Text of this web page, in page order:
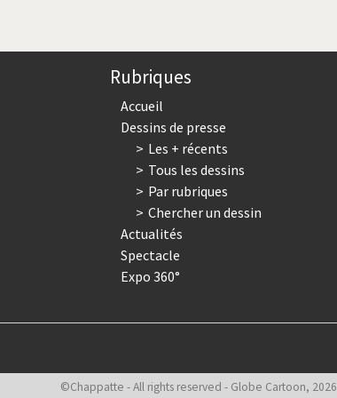
Rubriques
Accueil
Dessins de presse
Les + récents
Tous les dessins
Par rubriques
Chercher un dessin
Actualités
Spectacle
Expo 360°
©Chappatte - All rights reserved - Globe Cartoon, 2026